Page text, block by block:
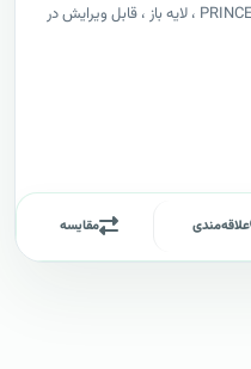
دانلود طرح پيشنهادي(پروپوزال) چارچوب PRINCE2 ، لایه باز ، قابل ویرایش در
علاقه‌مندی مقایسه